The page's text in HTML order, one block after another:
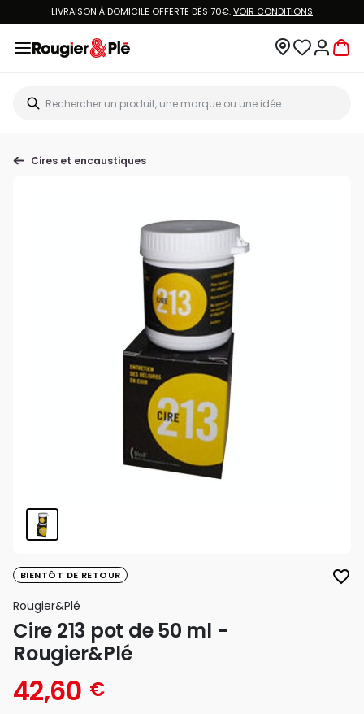
LIVRAISON À DOMICILE OFFERTE DÈS 70€.VOIR CONDITIONS
Cires et encaustiques
BIENTÔT DE RETOUR favorite_border
Rougier&plé
Cire 213 pot de 50 ml -
Rougier&Plé
42,60 €